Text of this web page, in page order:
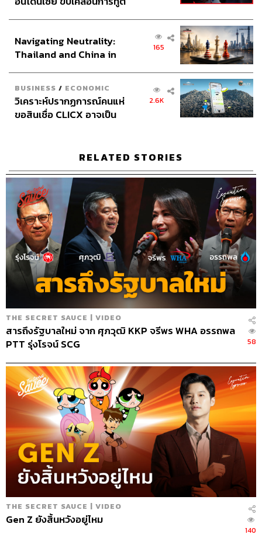
ลง และให้มองเพิ่มเติมไปถึงอนาคตว่าสินทรัพย์ที่มีอยู่จะ
สามารถนำไปใช้ในการเติบโตอย่างไรได้บ้าง โดยอาจมุ่งเน้น
ไปที่สินทรัพย์ประเภทที่สามารถปรับเปลี่ยนหรือมีส่วนช่วยกับ
การทำตลาดออนไลน์มากขึ้น
รักษากระบวนการการทำงานภายใต้ความปกติใหม่
สร้างเสถียรภาพในอุปกรณ์กายภาพ แรงงาน การผลิต การก
ระจายสินค้า ซัพพลายเออร์ เริ่มทำแผนฉุกเฉินของแต่ละภาค
แผนก หรือภูมิภาค โดยใช้ไอทีเข้ามาช่วย เช่น Work From
Home ที่หลายบริษัทได้ทำไปแล้ว
หากสถานการณ์ไม่ดีขึ้น บริษัทต้องวางแผนจัดการค่า
ใช้จ่ายเพื่อรักษาเงินสดไว้
การดึงเบรกมือที่พูดถึงไปข้างต้นอาจมาในรูปแบบของการ
Work Without Pay การขอความร่วมมือพนักงานลดค่าใช้
จ่ายต่างๆ ที่ไม่จำเป็น โดยBain & Companyกล่าวว่า “ไม่มี
ไอเดียใดเอ็กซ์ตรีมเกินไป ถ้าเราต้องการที่จะรักษาไว้ซึ่ง
บริษัท”
ในระยะกลาง บริษัทต้องวางแผนทำให้องค์กรลีนมากขึ้น อาจ
ทำโดยการนำหุ่นยนต์หรือเทคโนโลยีมาใช้ให้มากขึ้น สร้าง
โครงสร้างต้นทุนของอนาคต มี Buffer หรือตัวต้านทาน เช่น
เงินสดออกมาได้ โดยอาจลดทอนการให้เครดิตกับคู่ค้า
เดินเกมบุก ไม่ใช่เพียงตั้งรับ
กำหนดวิธีที่คุณจะสามารถทำได้ดีกว่าคู่แข่ง หรือสามารถที่
จะเพิ่มส่วนแบ่งการตลาดได้อย่างไร โดยเฉพาะในกรณีที่
บริษัทคุณมีเงินสดรองรับไว้พอสมควร อาจมองถึงโรดแม
ปการทำ M&A การควบรวมกิจการ หรือการลงทุนอื่นๆ ที่จะ
ช่วยทำให้สินค้า บริการ หรือลูกค้าของคุณเพิ่มศักยภาพมาก
นอกจากนี้บริษัทควรเตรียมพร้อมสำหรับการฟื้นตัวที่จะเด้ง
อินโดนีเซีย
Navigating Neutrality:
Thailand and China in
165
BUSINESS / ECONOMIC
วิเคราะห์ปรากฏการณ์คนแห่
ขอสินเชื่อ CLICX อาจเป็น
2.6K
RELATED STORIES
THE SECRET SAUCE | VIDEO
สารถึงรัฐบาลใหม่ จาก ศุภวุฒิ KKP จรีพร WHA อรรถพล
PTT รุ่งโรจน์ SCG
58
THE SECRET SAUCE | VIDEO
Gen Z ยังสิ้นหวังอยู่ไหม
140